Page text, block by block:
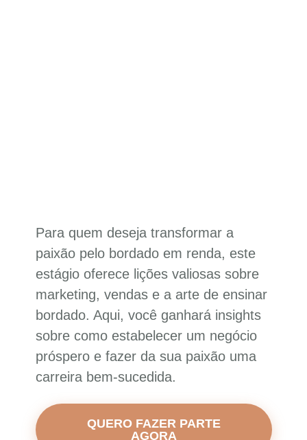
Para quem deseja transformar a
paixão pelo bordado em renda, este
estágio oferece lições valiosas sobre
marketing, vendas e a arte de ensinar
bordado. Aqui, você ganhará insights
sobre como estabelecer um negócio
próspero e fazer da sua paixão uma
carreira bem-sucedida.
QUERO FAZER PARTE
AGORA